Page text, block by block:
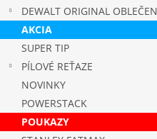
DEWALT ORIGINAL
AKCIA
SUPER TIP
PÍLOVÉ REŤAZE
NOVINKY
POWERSTACK
POUKAZY